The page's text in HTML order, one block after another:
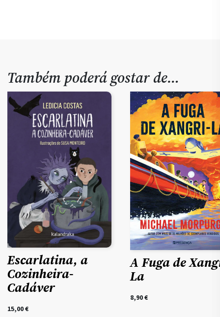
Também poderá gostar de…
Escarlatina, a
Cozinheira-
Cadáver
15,00€
A Fuga de
La
8,90€